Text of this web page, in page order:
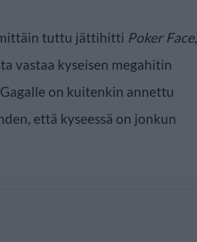
tuttu jättihitti Poker Face,
vastaa kyseisen megahitin
on kuitenkin annettu
että kyseessä on jonkun